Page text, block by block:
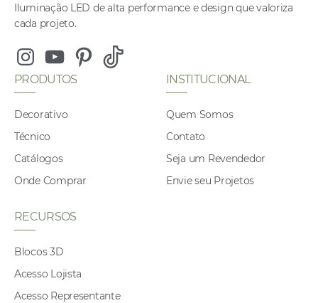
Iluminação LED de alta performance e design que valoriza
cada projeto.
InstagramYoutubePinterest
Tiktok
PRODUTOS
Decorativo
Técnico
Catálogos
Onde Comprar
INSTITUCIONAL
Quem Somos
Contato
Seja um Revendedor
Envie seu Projetos
RECURSOS
Blocos 3D
Acesso Lojista
Acesso Representante